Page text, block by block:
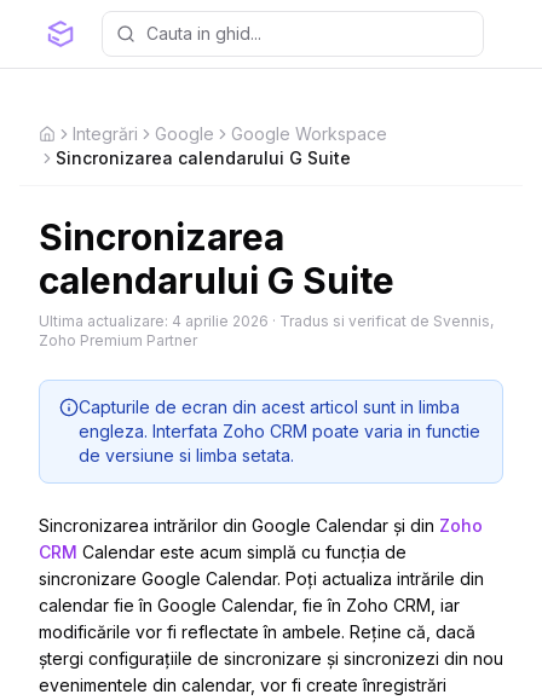
HomeIntegrări Google
Google Workspace
Sincronizarea calendarului G Suite
Sincronizarea
calendarului G Suite
Ultima actualizare: 4 aprilie 2026 · Tradus si verificat de Svennis,
Zoho Premium Partner
Capturile de ecran din acest articol sunt in limba
engleza. Interfata Zoho CRM poate varia in functie
de versiune si limba setata.
Sincronizarea intrărilor din Google Calendar și din Zoho
CRM Calendar este acum simplă cu funcția de
sincronizare Google Calendar. Poți actualiza intrările din
calendar fie în Google Calendar, fie în Zoho CRM, iar
modificările vor fi reflectate în ambele. Reține că, dacă
ștergi configurațiile de sincronizare și sincronizezi din nou
evenimentele din calendar, vor fi create înregistrări